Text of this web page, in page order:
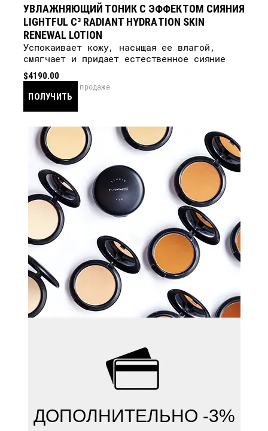
УВЛАЖНЯЮЩИЙ ТОНИК С ЭФФЕКТОМ СИЯНИЯ
LIGHTFUL C³ RADIANT HYDRATION SKIN
RENEWAL LOTION
Успокаивает кожу, насыщая ее влагой,
смягчает и придает естественное сияние
$4190.00
ПОЛУЧИТЬ
УВЕДОМЛЕНИЕ
скоро в продаже
ДОПОЛНИТЕЛЬНО -3%